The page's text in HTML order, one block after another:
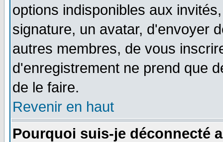
options indisponibles aux
signature, un avatar, d'envoyer
autres membres, de vous
d'enregistrement ne prend que
de le faire.
Revenir en haut
Pourquoi suis-je déconnecté